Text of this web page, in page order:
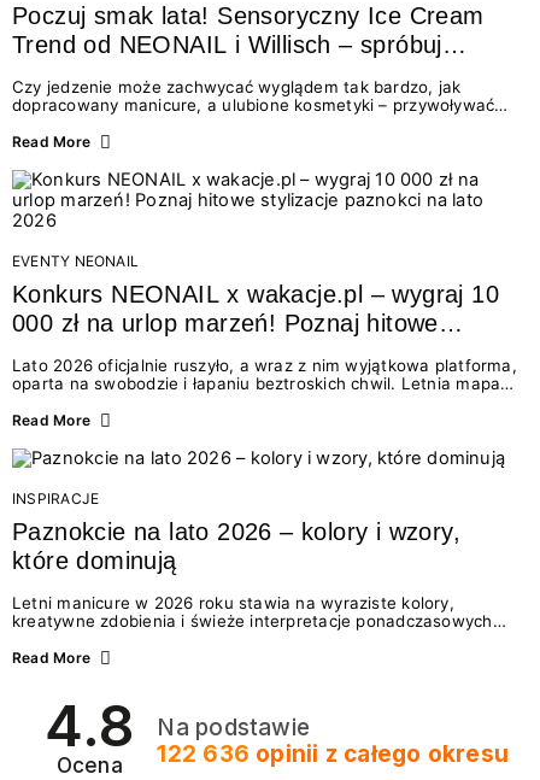
Poczuj smak lata! Sensoryczny Ice Cream
Trend od NEONAIL i Willisch – spróbuj
nowych lodów i odbierz prezent!
Czy jedzenie może zachwycać wyglądem tak bardzo, jak
dopracowany manicure, a ulubione kosmetyki – przywoływać
świata beauty i oszałamiających deserów to coś więcej niż
zmysłami: przez soczysty kolor, aksamitną teksturę,
orzeźwiający zapach i słodki akcent na podniebieniu. Tego lata
NEONAIL łączy siły z marką Willisch, tworząc unikalny projekt
na styku jedzenia i piękna....
Read More
EVENTY NEONAIL
Konkurs NEONAIL x wakacje.pl – wygraj 10
000 zł na urlop marzeń! Poznaj hitowe
Lato 2026 oficjalnie ruszyło, a wraz z nim wyjątkowa platforma,
oparta na swobodzie i łapaniu beztroskich chwil. Letnia mapa
doświadczenia wakacji – od spontanicznych wyjazdów, przez
Motywem przewodnim jest eksplorowanie i kolekcjonowanie
letnich momentów. Z tej okazji przygotowaliśmy coś absolutnie
wyjątkowego: wielki konkurs z wakacje.pl oraz dawkę
najgorętszych trendów w...
Read More
INSPIRACJE
Paznokcie na lato 2026 – kolory i wzory,
które dominują
Letni manicure w 2026 roku stawia na wyraziste kolory,
kreatywne zdobienia i świeże interpretacje ponadczasowych
zarówno energetycznych odcieni inspirowanych wakacjami, jak
2026? Znajdź inspirację dla swojego manicure!
Read More
4.8
Ocena
Na podstawie
122 636 opinii z całego okresu